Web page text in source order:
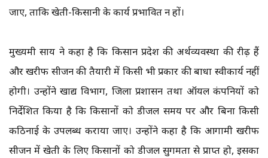
जाए, ताकि खेती-किसानी के कार्य प्रभावित न हों।
मुख्यमंत्री साय ने कहा है कि किसान प्रदेश की अर्थव्यवस्था की रीढ़ हैं
और खरीफ सीजन की तैयारी में किसी भी प्रकार की बाधा स्वीकार्य नहीं
होगी। उन्होंने खाद्य विभाग, जिला प्रशासन तथा ऑयल कंपनियों को
निर्देशित किया है कि किसानों को डीजल समय पर और बिना किसी
कठिनाई के उपलब्ध कराया जाए। उन्होंने कहा है कि आगामी खरीफ
सीजन में खेती के लिए किसानों को डीजल सुगमता से प्राप्त हो, इसका